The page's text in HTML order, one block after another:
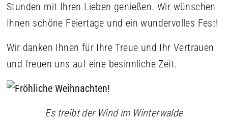
Stunden mit Ihren Lieben genießen. Wir wünschen
Ihnen schöne Feiertage und ein wundervolles Fest!
Wir danken Ihnen für Ihre Treue und Ihr Vertrauen
und freuen uns auf eine besinnliche Zeit.
Es treibt der Wind im Winterwalde